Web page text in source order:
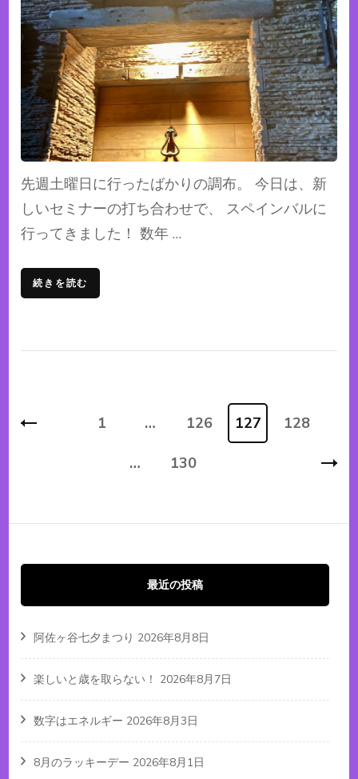
先週土曜日に行ったばかりの調布。 今日は、新
しいセミナーの打ち合わせで、 スペインバルに
行ってきました！ 数年 …
続きを読む
シ
固
1 … 固
定
ジ
126 固
ジ
127 固
128
… 固
ー
130
最近の投稿
阿佐ヶ谷七夕まつり 2026年8月8日
楽しいと歳を取らない！ 2026年8月7日
数字はエネルギー 2026年8月3日
8月のラッキーデー 2026年8月1日